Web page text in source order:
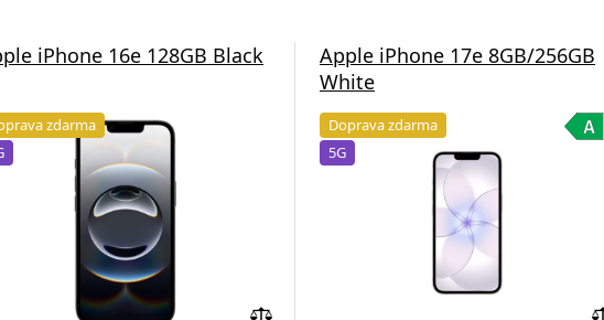
iPhone 16e 128GB Black
zdarma
Apple iPhone 17e 8GB/256GB
White
Doprava zdarma
5G